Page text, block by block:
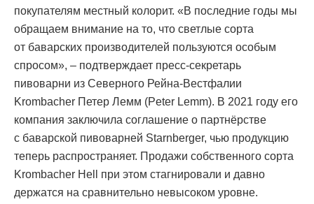
покупателям местный колорит. «В последние годы мы
обращаем внимание на то, что светлые сорта
от баварских производителей пользуются особым
спросом», – подтверждает пресс-секретарь
пивоварни из Северного Рейна-Вестфалии
Krombacher Петер Лемм (Peter Lemm). В 2021 году его
компания заключила соглашение о партнёрстве
с баварской пивоварней Starnberger, чью продукцию
теперь распространяет. Продажи собственного сорта
Krombacher Hell при этом стагнировали и давно
держатся на сравнительно невысоком уровне.